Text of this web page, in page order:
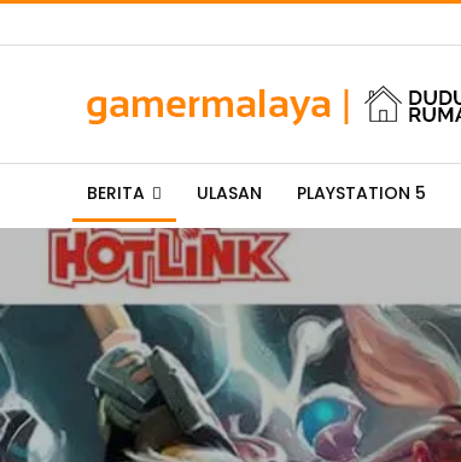
BERITA ULASAN PLAYSTATION 5